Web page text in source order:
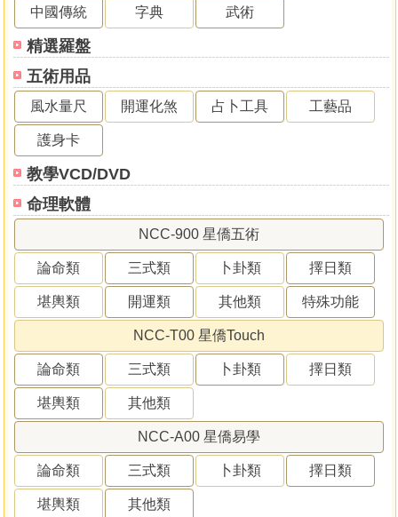
中國傳統 字典 武術
精選羅盤
五術用品
風水量尺 開運化煞 占卜工具 工藝品
護身卡
教學VCD/DVD
命理軟體
NCC-900 星僑五術
論命類 三式類 卜卦類 擇日類
堪輿類 開運類 其他類 特殊功能
NCC-T00 星僑Touch
論命類 三式類 卜卦類 擇日類
堪輿類 其他類
NCC-A00 星僑易學
論命類 三式類 卜卦類 擇日類
堪輿類 其他類